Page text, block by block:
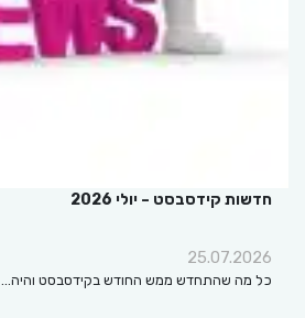
חדשות קידסבסט – יולי 2026
25.07.2026
כל מה שהתחדש ממש החודש בקידסבסט והיה…